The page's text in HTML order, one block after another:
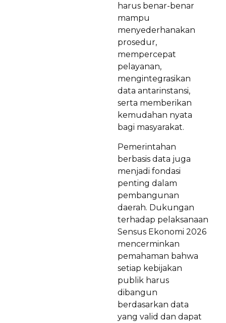
harus benar-benar
mampu
menyederhanakan
prosedur,
mempercepat
pelayanan,
mengintegrasikan
data antarinstansi,
serta memberikan
kemudahan nyata
bagi masyarakat.
Pemerintahan
berbasis data juga
menjadi fondasi
penting dalam
pembangunan
daerah. Dukungan
terhadap pelaksanaan
Sensus Ekonomi 2026
mencerminkan
pemahaman bahwa
setiap kebijakan
publik harus
dibangun
berdasarkan data
yang valid dan dapat